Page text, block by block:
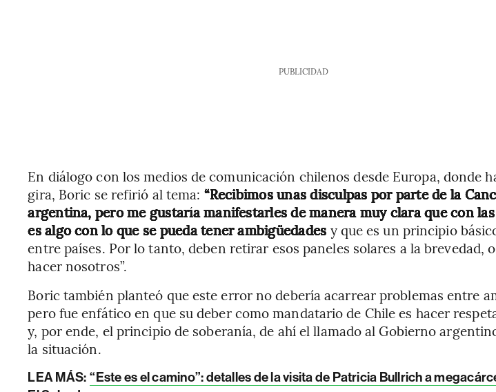
PUBLICIDAD
En diálogo con los medios de comunicación chilenos desde Europa, donde
gira, Boric se refirió al tema: “Recibimos unas disculpas por parte de la
argentina, pero me gustaría manifestarles de manera muy clara que con
es algo con lo que se pueda tener ambigüedades y que es un principio
entre países. Por lo tanto, deben retirar esos paneles solares a la brevedad,
hacer nosotros”.
Boric también planteó que este error no debería acarrear problemas entre
pero fue enfático en que su deber como mandatario de Chile es hacer
y, por ende, el principio de soberanía, de ahí el llamado al Gobierno
la situación.
LEA MÁS: “Este es el camino”: detalles de la visita de Patricia Bullrich a